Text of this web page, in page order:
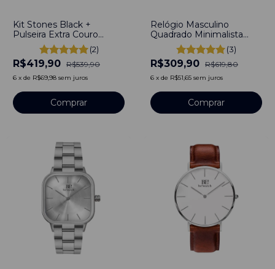
Kit Stones Black +
Pulseira Extra Couro
Bewatch Aço Inoxidável
banhado a titânio (2)
R$419,90 R$539,90
6 x de R$69,98 sem juros
Comprar
Relógio Masculino
Quadrado Minimalista
Square Concord Silver
Pulseira Aço Prata 40mm
Aço Inoxidável banhado a
titânio
(3)
R$309,90 R$619,80
6 x de R$51,65 sem juros
Comprar